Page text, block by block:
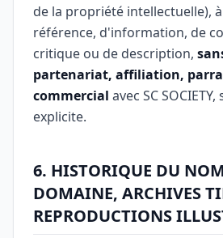
de la propriété intellectuelle),
référence, d'information, de
critique ou de description,
partenariat, affiliation,
commercial avec SC
explicite.
6. HISTORIQUE DU
DOMAINE, ARCHIVES
REPRODUCTIONS